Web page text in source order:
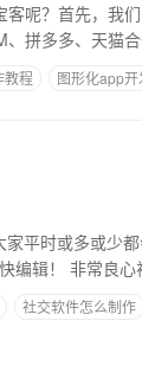
呢？首先，我
拼多多、天猫
教程 图形化app
平时或多或少
者专业媒体。这个时候要不要一个有用的视频编辑软件来帮助我们？ 快编
社交软件怎么制作